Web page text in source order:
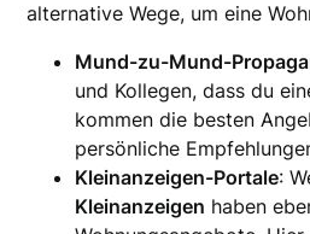
alternative Wege, um eine
Mund-zu-Mund-
und Kollegen, dass du
kommen die besten
persönliche
Kleinanzeigen-Portale:
Kleinanzeigen haben